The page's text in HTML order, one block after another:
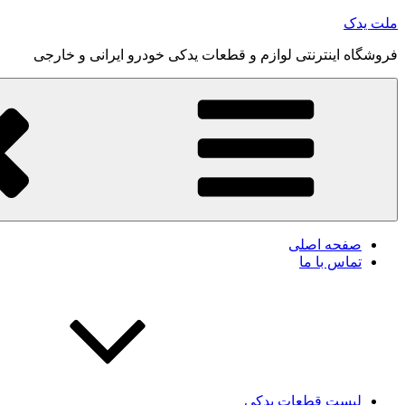
رفتن
محتوا
ملت یدک
فروشگاه اینترنتی لوازم و قطعات یدکی خودرو ایرانی و خارجی
صفحه اصلی
تماس با ما
لیست قطعات یدکی